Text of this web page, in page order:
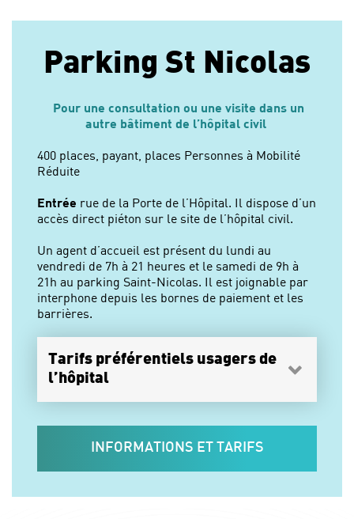
Parking St Nicolas
Pour une consultation ou une visite dans un
autre bâtiment de l’hôpital civil
400 places, payant, places Personnes à Mobilité
Réduite
Entrée rue de la Porte de l’Hôpital. Il dispose d’un
accès direct piéton sur le site de l’hôpital civil.
Un agent d’accueil est présent du lundi au
vendredi de 7h à 21 heures et le samedi de 9h à
21h au parking Saint-Nicolas. Il est joignable par
interphone depuis les bornes de paiement et les
barrières.
Tarifs préférentiels usagers de
l’hôpital
INFORMATIONS ET TARIFS